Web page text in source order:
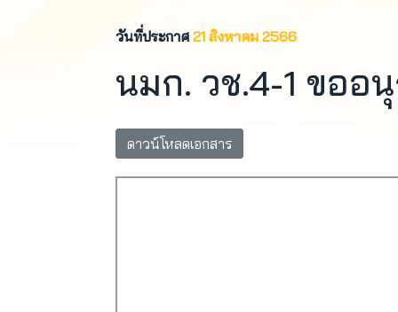
วันที่ประกาศ 21 สิงหาคม 2566
นมก. วช.4-1 ขออ
ดาวน์โหลดเอกสาร